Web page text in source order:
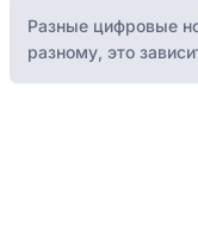
Разные цифровые
разному, это